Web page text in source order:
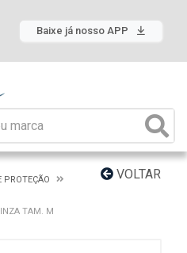
Baixe já nosso APP
VOLTAR
PROTEÇÃO
TAM. M